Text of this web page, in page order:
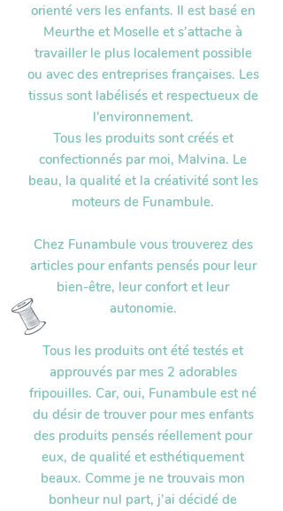
orienté vers les enfants. Il est basé en
Meurthe et Moselle et s’attache à
travailler le plus localement possible
ou avec des entreprises françaises. Les
tissus sont labélisés et respectueux de
l'environnement.
Tous les produits sont créés et
confectionnés par moi, Malvina. Le
beau, la qualité et la créativité sont les
moteurs de Funambule.
Chez Funambule vous trouverez des
articles pour enfants pensés pour leur
bien-être, leur confort et leur
autonomie.
Tous les produits ont été testés et
approuvés par mes 2 adorables
fripouilles. Car, oui, Funambule est né
du désir de trouver pour mes enfants
des produits pensés réellement pour
eux, de qualité et esthétiquement
beaux. Comme je ne trouvais mon
bonheur nul part, j’ai décidé de